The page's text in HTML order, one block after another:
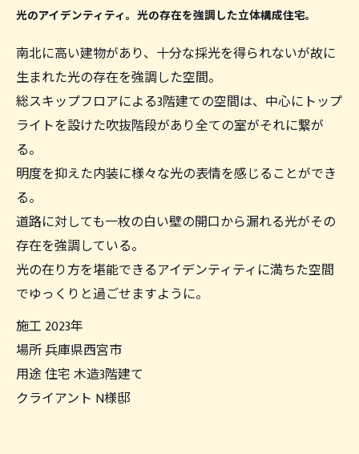
光のアイデンティティ。光の存在を強調した立体構成住宅。
南北に高い建物があり、十分な採光を得られないが故に
生まれた光の存在を強調した空間。
総スキップフロアによる3階建ての空間は、中心にトップ
ライトを設けた吹抜階段があり全ての室がそれに繋が
る。
明度を抑えた内装に様々な光の表情を感じることができ
る。
道路に対しても一枚の白い壁の開口から漏れる光がその
存在を強調している。
光の在り方を堪能できるアイデンティティに満ちた空間
でゆっくりと過ごせますように。
施工 2023年
場所 兵庫県西宮市
用途 住宅 木造3階建て
クライアント N様邸